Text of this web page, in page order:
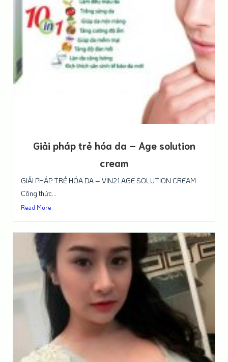
Giải pháp trẻ hóa da – Age solution
cream
GIẢI PHÁP TRẺ HÓA DA – VIN21 AGE SOLUTION CREAM
Công thức...
Read More